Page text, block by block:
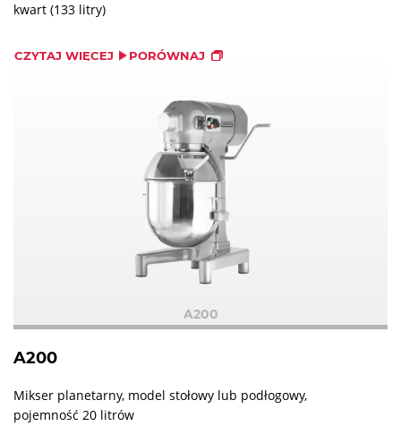
kwart (133 litry)
CZYTAJ WIĘCEJ PORÓWNAJ
A200
A200
Mikser planetarny, model stołowy lub podłogowy,
pojemność 20 litrów